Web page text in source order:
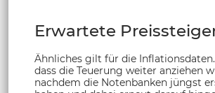
Erwartete
Ähnliches gilt für die
dass die Teuerung weiter anziehen
nachdem die Notenbanken jüngst